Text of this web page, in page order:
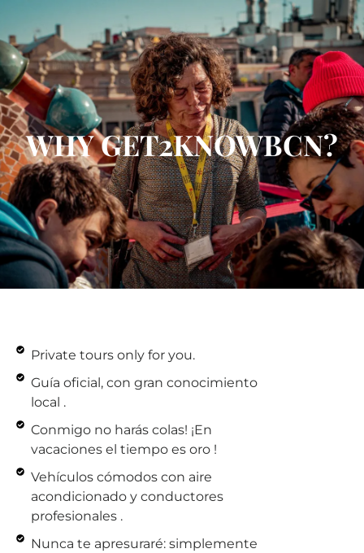
WHY GET2KNOWBCN?
Private tours only for you.
Guía oficial, con gran conocimiento
local .
Conmigo no harás colas! ¡En
vacaciones el tiempo es oro !
Vehículos cómodos con aire
acondicionado y conductores
profesionales .
Nunca te apresuraré: simplemente